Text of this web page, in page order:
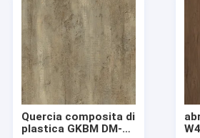
Quercia composita di
plastica GKBM DM-